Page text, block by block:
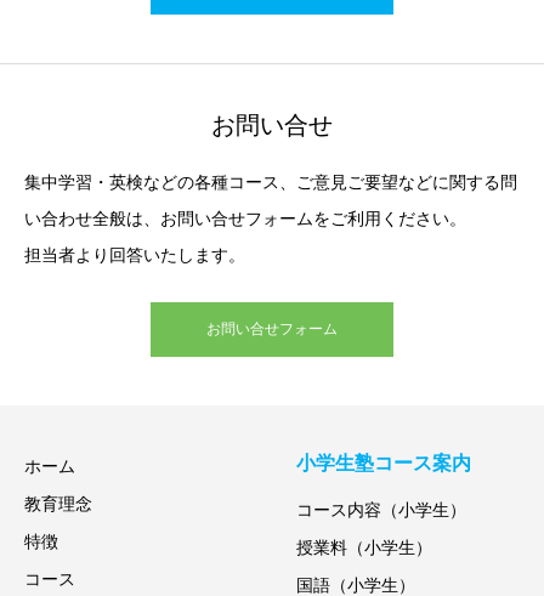
お問い合せ
集中学習・英検などの各種コース、ご意見ご要望などに関する問
い合わせ全般は、お問い合せフォームをご利用ください。
担当者より回答いたします。
お問い合せフォーム
ホーム
教育理念
特徴
コース
小学生塾コース案内
コース内容（小学生）
授業料（小学生）
国語（小学生）